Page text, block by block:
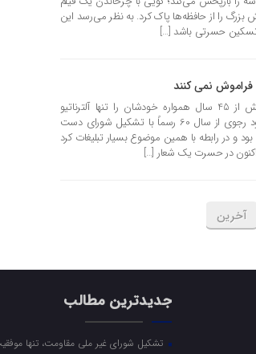
را از حافظه‌ها پاک کرد. به نظر می‌رسد این
تسکین حسرتی باشد […]
نمی کنند
رهبری سازمان مجاهدین خلق بیش از 45 سال همواره خودشان را تنها آلترناتیو
حکومت ایران معرفی کردند. مسعود رجوی از سال 60 رسماً با تشکیل شورای دست
و در رابطه با همین موضوع بسیار تبلیغات کرد
در حسرت یک شعار […]
آخرین
جدیدترین مطالب
تشکیل شورای غیر ملی مقاومت، تنها